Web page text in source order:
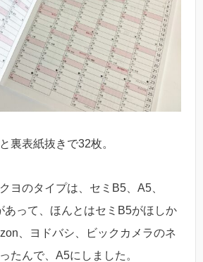
裏表紙抜きで32枚。
ヨのタイプは、セミB5、A5、
あって、ほんとはセミB5がほしか
、ヨドバシ、ビックカメラのネ
たんで、A5にしました。